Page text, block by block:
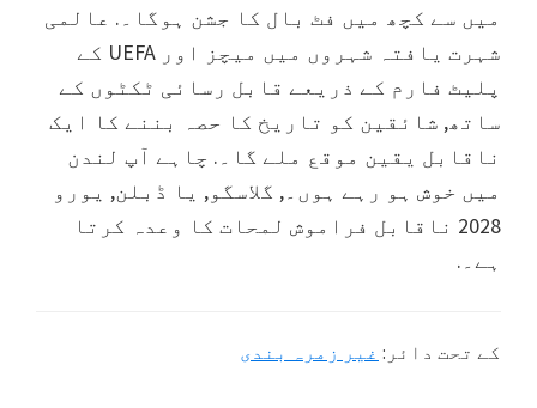
میں سے کچھ میں فٹ بال کا جشن ہوگا۔. عالمی
شہرت یافتہ شہروں میں میچز اور UEFA کے
پلیٹ فارم کے ذریعے قابل رسائی ٹکٹوں کے
ساتھ, شائقین کو تاریخ کا حصہ بننے کا ایک
ناقابل یقین موقع ملے گا۔. چاہے آپ لندن
میں خوش ہو رہے ہوں۔, گلاسگو, یا ڈبلن, یورو
2028 ناقابل فراموش لمحات کا وعدہ کرتا
ہے۔.
کے تحت دائر: غیر زمرہ بندی